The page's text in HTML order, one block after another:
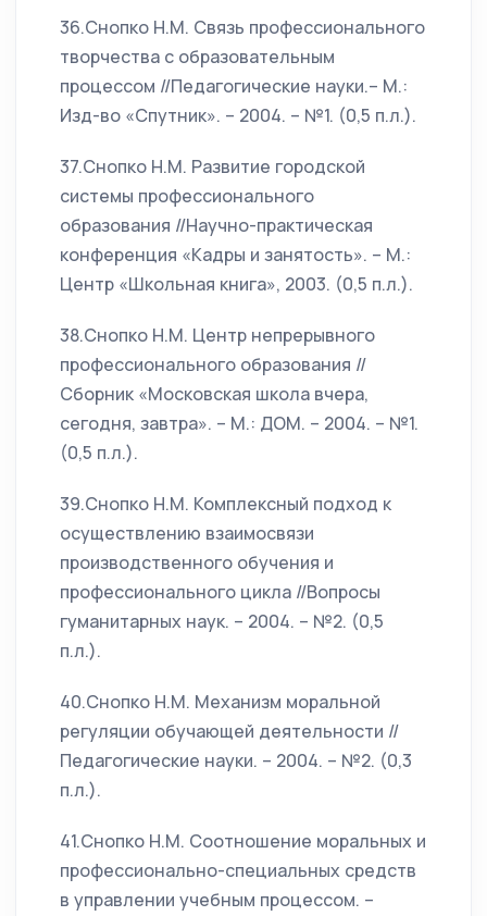
36.Снопко Н.М. Связь профессионального
творчества с образовательным
процессом //Педагогические науки.– М.:
Изд-во «Спутник». – 2004. – №1. (0,5 п.л.).
37.Снопко Н.М. Развитие городской
системы профессионального
образования //Научно-практическая
конференция «Кадры и занятость». – М.:
Центр «Школьная книга», 2003. (0,5 п.л.).
38.Снопко Н.М. Центр непрерывного
профессионального образования //
Сборник «Московская школа вчера,
сегодня, завтра». – М.: ДОМ. – 2004. – №1.
(0,5 п.л.).
39.Снопко Н.М. Комплексный подход к
осуществлению взаимосвязи
производственного обучения и
профессионального цикла //Вопросы
гуманитарных наук. – 2004. – №2. (0,5
п.л.).
40.Снопко Н.М. Механизм моральной
регуляции обучающей деятельности //
Педагогические науки. – 2004. – №2. (0,3
п.л.).
41.Снопко Н.М. Соотношение моральных и
профессионально-специальных средств
в управлении учебным процессом. –